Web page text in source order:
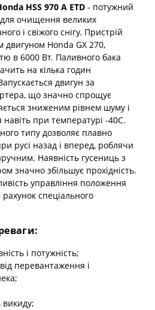
HSS 970 A ETD - потужний
очищення великих
і свіжого снігу. Пристрій
Honda GX 270,
в 6000 Вт. Паливного бака
на кілька годин
двигун за
що значно спрощує
зниженим рівнем шуму і
навіть при температурі -40С.
типу дозволяє плавно
русі назад і вперед, роблячи
Наявність гусениць з
значно збільшує прохідність.
управління положення
спеціального
і потужність;
перевантаження і
викиду;